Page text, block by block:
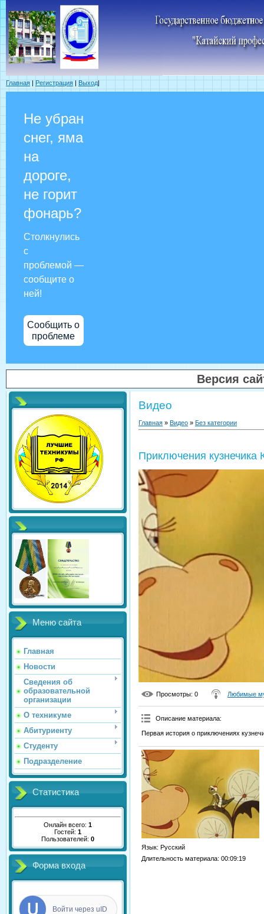
Главная | Регистрация | Выход|
Не убран
снег, яма
на
дороге,
не горит
фонарь?
Столкнулись
с
проблемой —
сообщите о
ней!
Сообщить о
проблеме
Версия
Меню сайта
Главная
Новости
Сведения об
образовательной
организации
О техникуме
Абитуриенту
Студенту
Подразделение
Статистика
Онлайн всего: 1
Гостей: 1
Пользователей: 0
Форма входа
Войти через uID
Видео
Главная » Видео » Без категории
Приключения кузнечика
Просмотры: 0 Любимые
Описание материала:
Первая история о приключениях
Язык: Русский
Длительность материала: 00:09:19